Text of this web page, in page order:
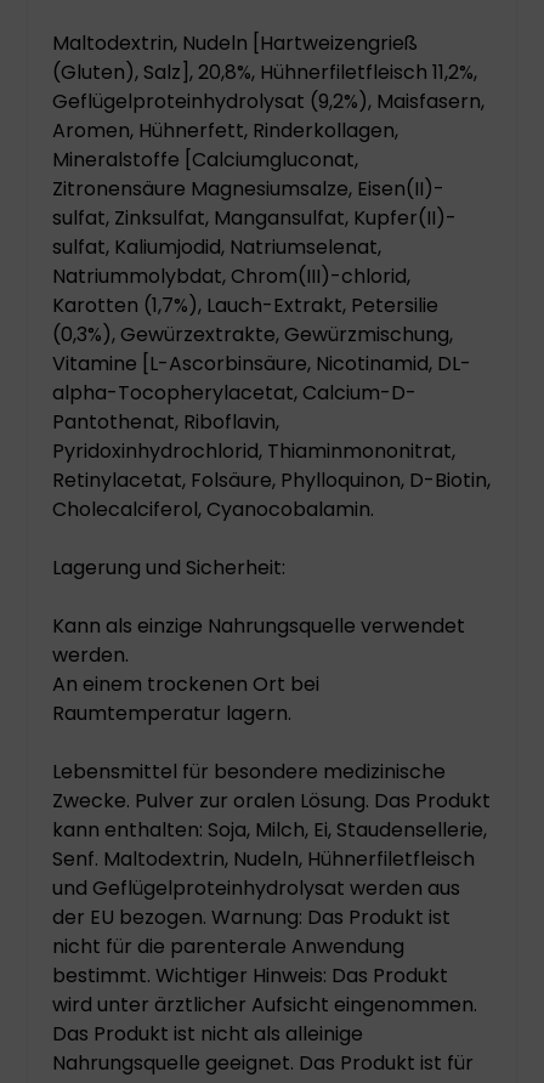
Maltodextrin, Nudeln [Hartweizengrieß
(Gluten), Salz], 20,8%, Hühnerfiletfleisch 11,2%,
Geflügelproteinhydrolysat (9,2%), Maisfasern,
Aromen, Hühnerfett, Rinderkollagen,
Mineralstoffe [Calciumgluconat,
Zitronensäure Magnesiumsalze, Eisen(II)-
sulfat, Zinksulfat, Mangansulfat, Kupfer(II)-
sulfat, Kaliumjodid, Natriumselenat,
Natriummolybdat, Chrom(III)-chlorid,
Karotten (1,7%), Lauch-Extrakt, Petersilie
(0,3%), Gewürzextrakte, Gewürzmischung,
Vitamine [L-Ascorbinsäure, Nicotinamid, DL-
alpha-Tocopherylacetat, Calcium-D-
Pantothenat, Riboflavin,
Pyridoxinhydrochlorid, Thiaminmononitrat,
Retinylacetat, Folsäure, Phylloquinon, D-Biotin,
Cholecalciferol, Cyanocobalamin.
Lagerung und Sicherheit:
Kann als einzige Nahrungsquelle verwendet
werden.
An einem trockenen Ort bei
Raumtemperatur lagern.
Lebensmittel für besondere medizinische
Zwecke. Pulver zur oralen Lösung. Das Produkt
kann enthalten: Soja, Milch, Ei, Staudensellerie,
Senf. Maltodextrin, Nudeln, Hühnerfiletfleisch
und Geflügelproteinhydrolysat werden aus
der EU bezogen. Warnung: Das Produkt ist
nicht für die parenterale Anwendung
bestimmt. Wichtiger Hinweis: Das Produkt
wird unter ärztlicher Aufsicht eingenommen.
Das Produkt ist nicht als alleinige
Nahrungsquelle geeignet. Das Produkt ist für